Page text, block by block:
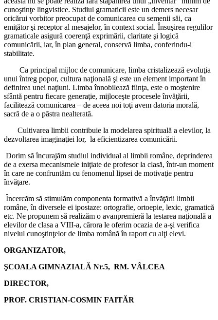
cunoştinţe lingvistice. Studiul gramaticii este un demers necesar
oricărui vorbitor preocupat de comunicarea cu semenii săi, ca
emiţător şi receptor al mesajelor, în context social. Însuşirea regulilor
gramaticale asigură coerenţă exprimării, claritate şi logică
comunicării, iar, în plan general, conservă limba, conferindu-i
stabilitate.
Ca principal mijloc de comunicare, limba cristalizează evoluţia
unui întreg popor, cultura naţională şi este un element important în
definirea unei naţiuni. Limba înnobilează fiinţa, este o moştenire
sfântă pentru fiecare generaţie, mijloceşte procesele învăţării,
facilitează comunicarea – de aceea noi toţi avem datoria morală,
sacră de a o păstra nealterată.
Cultivarea limbii contribuie la modelarea spirituală a elevilor, la
dezvoltarea imaginaţiei lor, la eficientizarea comunicării.
Dorim să încurajăm studiul individual al limbii române, deprinderea
de a exersa mecanismele iniţiate de profesor la clasă, într-un moment
în care ne confruntăm cu fenomenul lipsei de motivaţie pentru
învăţare.
Încercăm să stimulăm componenta formativă a învăţării limbii
române, în diversele ei ipostaze: ortografie, ortoepie, lexic, gramatică
etc. Ne propunem să realizăm o avanpremieră la testarea naţională a
elevilor de clasa a VIII-a, cărora le oferim ocazia de a-şi verifica
nivelul cunoştinţelor de limba română în raport cu alţi elevi.
ORGANIZATOR,
ŞCOALA GIMNAZIALĂ Nr.5, RM. VÂLCEA
DIRECTOR,
PROF. CRISTIAN-COSMIN FAITĂR